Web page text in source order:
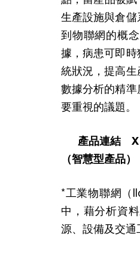
生產設施與倉
到物聯網的概
據，病患可即
統狀況，提高生
數據分析的精
要重視的議題。
產品連結 X
（智慧型產品
*工業物聯網（
中，藉分析資
源、設備及交通